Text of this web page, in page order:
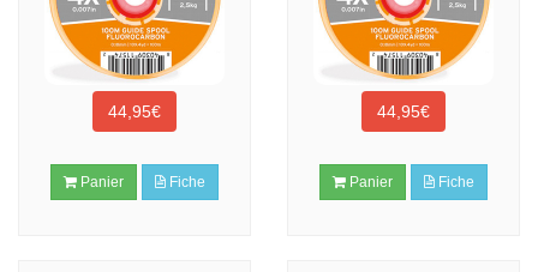
44,95€
Panier Fiche
44,95€
Panier Fiche